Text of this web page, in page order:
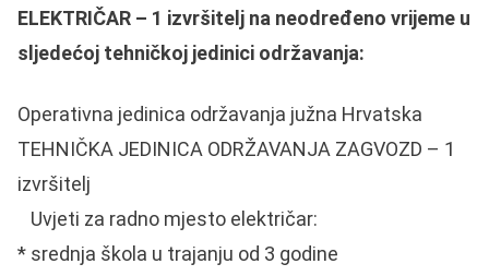
ELEKTRIČAR – 1 izvršitelj na neodređeno vrijeme u
sljedećoj tehničkoj jedinici održavanja:
Operativna jedinica održavanja južna Hrvatska
TEHNIČKA JEDINICA ODRŽAVANJA ZAGVOZD – 1
izvršitelj
Uvjeti za radno mjesto električar:
* srednja škola u trajanju od 3 godine